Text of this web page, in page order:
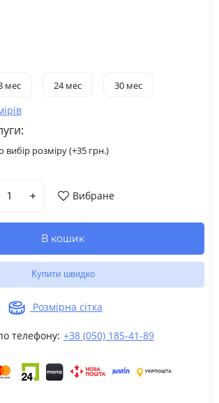
мес 24 мес 30 мес
вибір розміру (+35 грн.)
Вибране
В кошик
Купити швидко
Розмірна сітка
телефону: +38 (050) 185-41-89